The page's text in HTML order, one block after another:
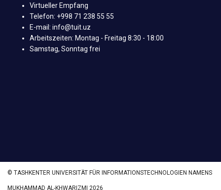
Virtueller Empfang
Telefon: +998 71 238 55 55
E-mail: info@tuit.uz
Arbeitszeiten: Montag - Freitag 8:30 - 18:00
Samstag, Sonntag frei
© TASHKENTER UNIVERSITÄT FÜR INFORMATIONSTECHNOLOGIEN NAMENS
MUKHAMMAD AL-KHWARIZMI 2026